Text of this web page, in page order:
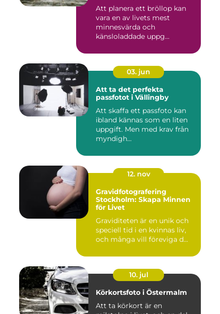
Att planera ett bröllop kan
vara en av livets mest
minnesvärda och
känsloladdade uppg...
03. jun
Att ta det perfekta
passfotot i Vällingby
Att skaffa ett passfoto kan
ibland kännas som en liten
uppgift. Men med krav från
myndigh...
12. nov
Gravidfotografering
Stockholm: Skapa Minnen
för Livet
Graviditeten är en unik och
speciell tid i en kvinnas liv,
och många vill föreviga d...
10. jul
Körkortsfoto i Östermalm
Att ta körkort är en